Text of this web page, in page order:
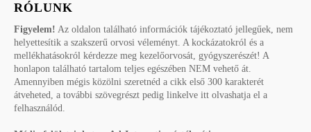
RÓLUNK
Figyelem! Az oldalon található információk tájékoztató jellegűek, nem
helyettesítik a szakszerű orvosi véleményt. A kockázatokról és a
mellékhatásokról kérdezze meg kezelőorvosát, gyógyszerészét! A
honlapon található tartalom teljes egészében NEM vehető át.
Amennyiben mégis közölni szeretnéd a cikk első 300 karakterét
átveheted, a további szövegrészt pedig linkelve itt olvashatja el a
felhasználód.